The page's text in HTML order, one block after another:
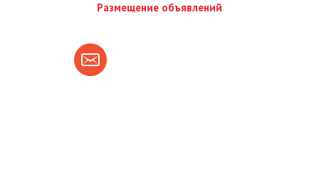
Размещение объявлений